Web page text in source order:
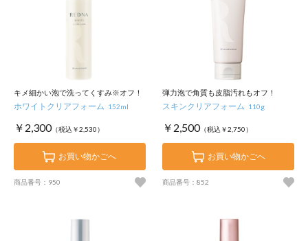
キメ細かい泡で洗ってくすみ※オフ！
ホワイトクリアフォーム 152ml
￥2,300（税込￥2,530）
お買い物かごへ
商品番号：950
弾力泡で角質も皮脂汚れもオフ！
スキンクリアフォーム 110g
￥2,500（税込￥2,750）
お買い物かごへ
商品番号：852